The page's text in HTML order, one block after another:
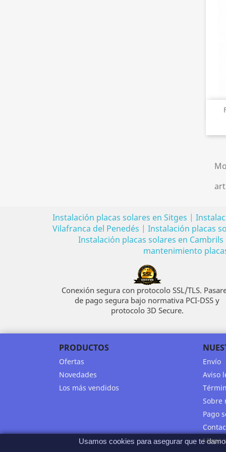
Usamos cookies para asegurar que te
Instalación placas solares en Sitges |
Vilafranca del Penedés | Instalación placas
Instalación placas solares en Cambrils
mantenimiento
Conexión segura con protocolo SSL/TLS.
de pago segura bajo normativa PCI-DSS y
protocolo 3D Secure.
PRODUCTOS
Ofertas
Novedades
Los más vendidos
Envío
Aviso
Sobre
Pago
Mapa